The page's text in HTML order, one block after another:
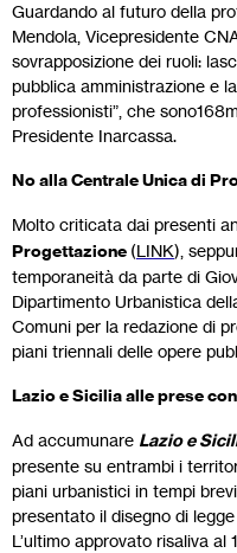
Guardando al futuro della
Mendola, Vicepresidente
sovrapposizione dei ruoli:
pubblica amministrazione e
professionisti”, che
Presidente Inarcassa.
No alla Centrale Unica di
Molto criticata dai presenti
Progettazione (LINK),
temporaneità da parte di
Dipartimento Urbanistica
Comuni per la redazione di
piani triennali delle opere
Lazio e Sicilia alle prese
Ad accumunare Lazio e
presente su entrambi i
piani urbanistici in tempi
presentato il disegno di
L’ultimo approvato risaliva